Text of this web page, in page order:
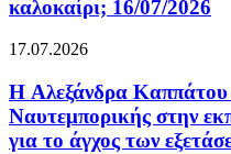
καλοκαίρι; 16/07/2026
17.07.2026
H Αλεξάνδρα Καππάτου
Ναυτεμπορικής στην
για το άγχος των